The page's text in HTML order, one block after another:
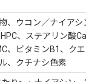
、ウコン／ナイアシ
、ステアリン酸
、ビタミンB1、ク
、クチナシ色素